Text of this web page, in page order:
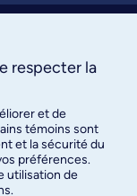
respecter la
et de
témoins sont
et la sécurité du
préférences.
utilisation de